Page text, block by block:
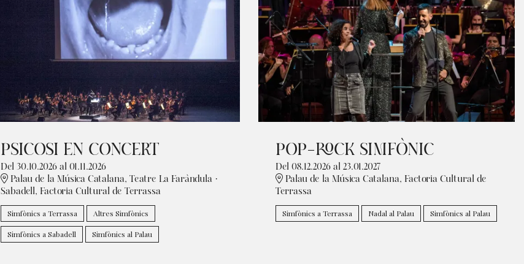
PSICOSI EN CONCERT
Del 30.10.2026 al 01.11.2026
Palau de la Música Catalana, Teatre La Faràndula ·
Sabadell, Factoria Cultural de Terrassa
Simfònics a Terrassa Altres Simfònics
Simfònics a Sabadell Simfònics al Palau
POP-ROCK SIMFÒNIC
Del 08.12.2026 al 23.01.2027
Palau de la Música Catalana, Factoria Cultural de
Terrassa
Simfònics a Terrassa Nadal al Palau Simfònics al Palau